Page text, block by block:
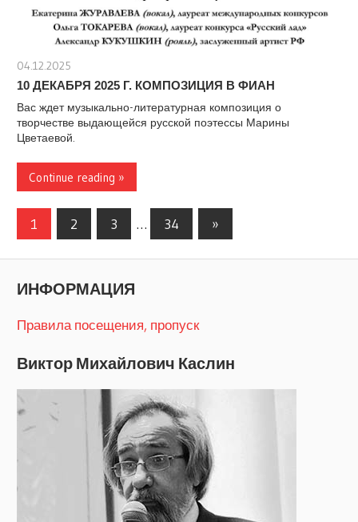
04.12.2025
10 ДЕКАБРЯ 2025 Г. КОМПОЗИЦИЯ В ФИАН
Вас ждет музыкально-литературная композиция о
творчестве выдающейся русской поэтессы Марины
Цветаевой.
Continue reading »
Навигация
по
записям
1 2 3 … 34
Следующие
записи
»
ИНФОРМАЦИЯ
Правила посещения, пропуск
Виктор Михайлович Каслин